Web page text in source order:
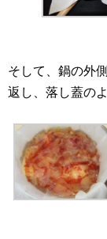
そして、鍋の外
返し、落し蓋の